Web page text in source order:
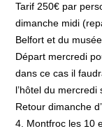
Tarif 250€ par
dimanche midi
Belfort et du
Départ mercredi
dans ce cas il
l’hôtel du mercredi
Retour dimanche
4. Montfroc les 10